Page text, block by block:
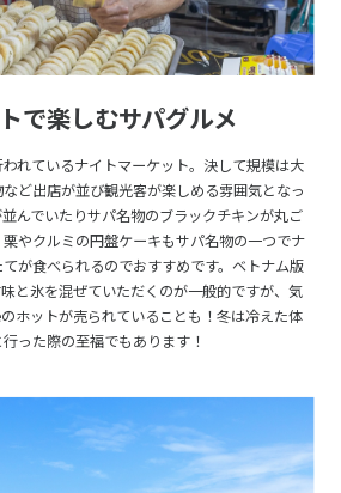
で楽しむサパグルメ
れているナイトマーケット。決して規模は大
ど出店が並び観光客が楽しめる雰囲気となっ
んでいたりサパ名物のブラックチキンが丸ご
やクルミの円盤ケーキもサパ名物の一つでナ
が食べられるのでおすすめです。ベトナム版
と氷を混ぜていただくのが一般的ですが、気
ホットが売られていることも！冬は冷えた体
った際の至福でもあります！